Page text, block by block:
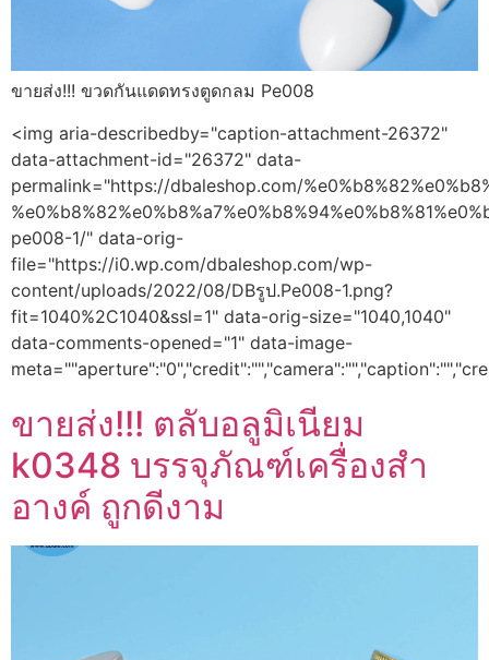
ขายส่ง!!! ขวดกันแดดทรงตูดกลม Pe008
<img aria-describedby="caption-attachment-26372"
data-attachment-id="26372" data-
permalink="https://dbaleshop.com/
pe008-1/" data-orig-
file="https://i0.wp.com/dbaleshop.com/wp-
content/uploads/2022/08/DBรูป.Pe008-1.png?
fit=1040%2C1040&ssl=1" data-orig-size="1040,1040"
data-comments-opened="1" data-image-
ขายส่ง!!! ตลับอลูมิเนียม
k0348 บรรจุภัณฑ์เครื่องสำ
อางค์ ถูกดีงาม